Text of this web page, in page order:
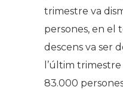
trimestre va
persones, en el
descens va ser
l’últim
83.000